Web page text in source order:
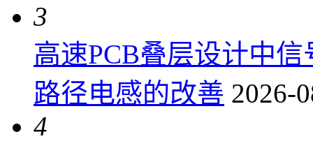
3
高速PCB叠层设计中
路径电感的改善 2026-
4